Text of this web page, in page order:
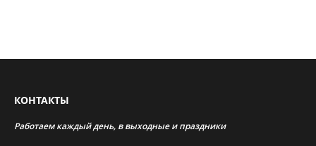
КОНТАКТЫ
Работаем каждый день, в выходные и праздники